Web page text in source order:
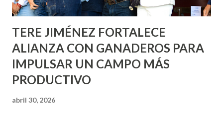
Norias de Paso Hondo y en los edificios de...
TERE JIMÉNEZ FORTALECE
ALIANZA CON GANADEROS PARA
IMPULSAR UN CAMPO MÁS
PRODUCTIVO
abril 30, 2026